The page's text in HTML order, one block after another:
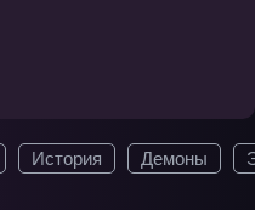
История Демоны